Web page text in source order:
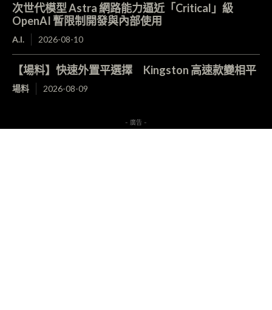
次世代模型 Astra 網路能力逼近「Critical」級
OpenAI 暫限制開發與內部使用
A.I. 2026-08-10
【場料】快速外置平選擇 Kingston 高速款變相平
場料 2026-08-09
- 廣告 -